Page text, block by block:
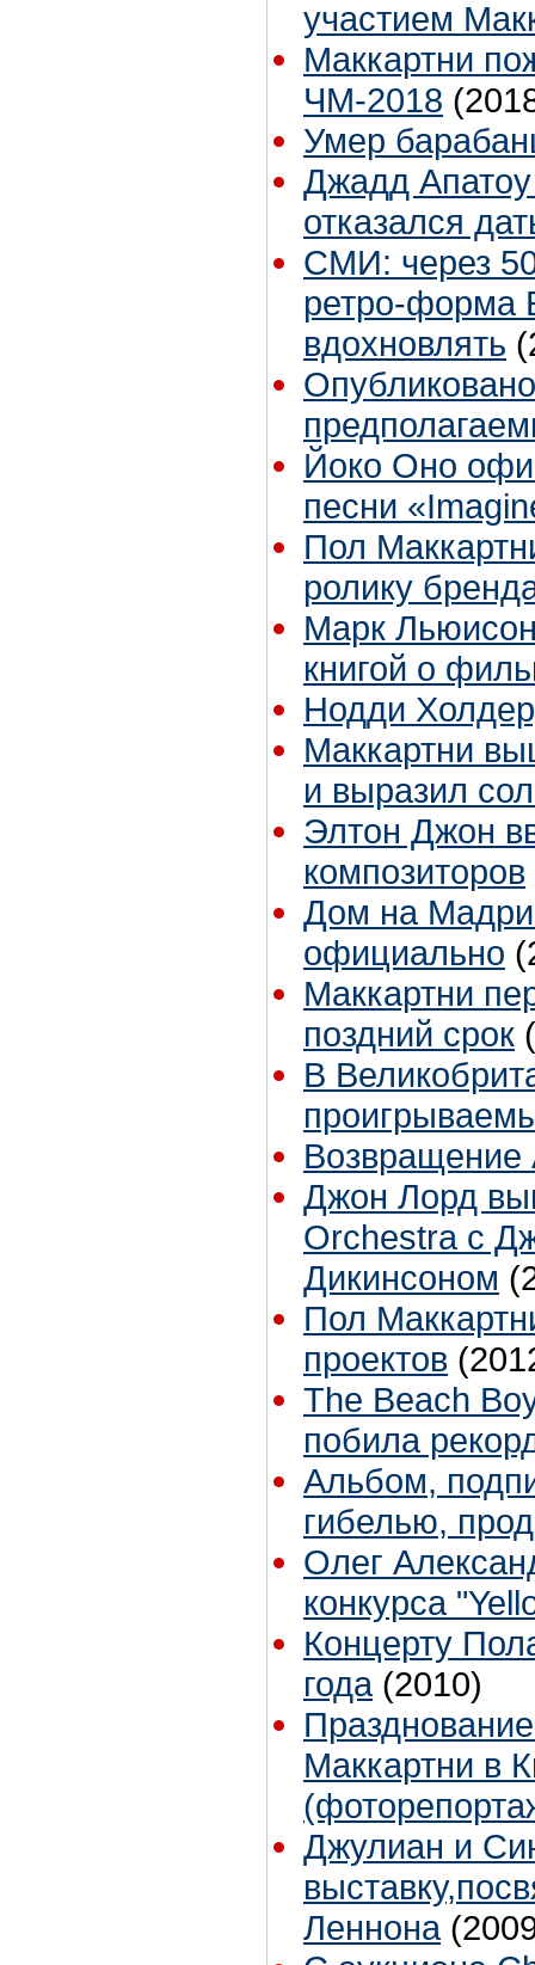
участием
Маккартни
ЧМ-2018
Умер
Джадд
отказался
СМИ: через
ретро-форма
вдохновлять
Йоко Оно
песни
Пол
ролику
Марк
книгой о
Нодди
Маккартни
и выразил
Элтон Джон
композиторов
Дом на
официально
Маккартни
поздний срок
В
Возвращение
Джон Лорд
Orchestra с
Дикинсоном
Пол
проектов
The Beach
побила
Альбом,
гибелью,
Олег
конкурса
Концерту
года (2010)
Маккартни в
Джулиан и
Леннона